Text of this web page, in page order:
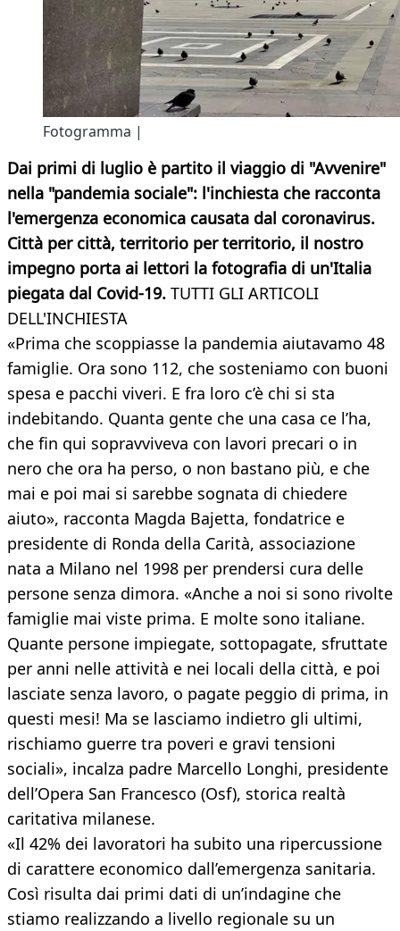
Fotogramma |
Dai primi di luglio è partito il viaggio di "Avvenire"
nella "pandemia sociale": l'inchiesta che racconta
l'emergenza economica causata dal coronavirus.
Città per città, territorio per territorio, il nostro
impegno porta ai lettori la fotografia di un'Italia
piegata dal Covid-19. TUTTI GLI ARTICOLI
DELL'INCHIESTA
«Prima che scoppiasse la pandemia aiutavamo 48
famiglie. Ora sono 112, che sosteniamo con buoni
spesa e pacchi viveri. E fra loro c’è chi si sta
indebitando. Quanta gente che una casa ce l’ha,
che fin qui sopravviveva con lavori precari o in
nero che ora ha perso, o non bastano più, e che
mai e poi mai si sarebbe sognata di chiedere
aiuto», racconta Magda Bajetta, fondatrice e
presidente di Ronda della Carità, associazione
nata a Milano nel 1998 per prendersi cura delle
persone senza dimora. «Anche a noi si sono rivolte
famiglie mai viste prima. E molte sono italiane.
Quante persone impiegate, sottopagate, sfruttate
per anni nelle attività e nei locali della città, e poi
lasciate senza lavoro, o pagate peggio di prima, in
questi mesi! Ma se lasciamo indietro gli ultimi,
rischiamo guerre tra poveri e gravi tensioni
sociali», incalza padre Marcello Longhi, presidente
dell’Opera San Francesco (Osf), storica realtà
caritativa milanese.
«Il 42% dei lavoratori ha subito una ripercussione
di carattere economico dall’emergenza sanitaria.
Così risulta dai primi dati di un’indagine che
stiamo realizzando a livello regionale su un